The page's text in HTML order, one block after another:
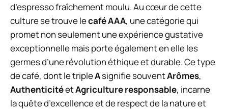
d’espresso fraîchement moulu. Au cœur de cette
culture se trouve lecafé AAA, une catégorie qui
promet non seulement une expérience gustative
exceptionnelle mais porte également en elle les
germes d’une révolution éthique et durable. Ce type
de café, dont le tripleAsignifie souventArômes,
AuthenticitéetAgriculture responsable, incarne
la quête d’excellence et de respect de la nature et